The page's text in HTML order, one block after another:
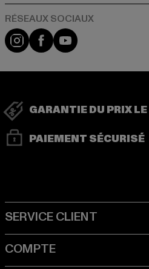
Visit our Instagram page:
Visit our Facebook
Visit our
GARANTIE DU PRIX
PAIEMENT SÉCURISÉ